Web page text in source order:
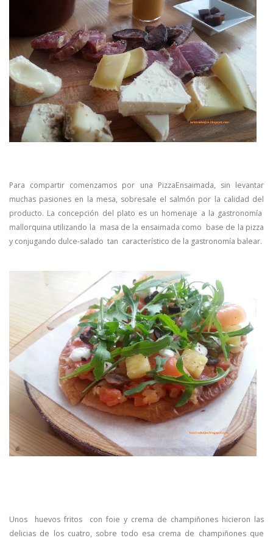
Para compartir comenzamos por una PizzaEnsaimada, sin levantar
muchas pasiones en la mesa, sobresale el salmón por la calidad del
producto. La concepción del plato es un homenaje a la gastronomía
mallorquina utilizando la masa de la ensaimada como base de la pizza
y conjugando dulce-salado tan característico de la gastronomía balear.
Unos huevos fritos con foie y crema de champiñones hicieron las
delicias de los cuatro, sobre todo esa crema de champiñones que